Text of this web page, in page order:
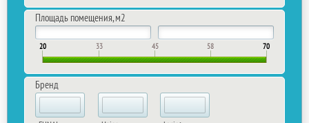
Площадь помещения, м2
20 33 45 58 70
Бренд